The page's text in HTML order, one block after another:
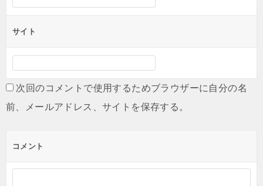
サイト
次回のコメントで使用するためブラウザーに自分の名
前、メールアドレス、サイトを保存する。
コメント